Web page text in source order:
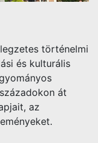
történelmi
és kulturális
át
az